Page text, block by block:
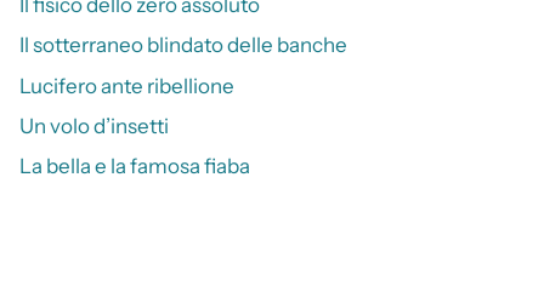
Il sotterraneo blindato delle banche
Lucifero ante ribellione
Un volo d’insetti
La bella e la famosa fiaba